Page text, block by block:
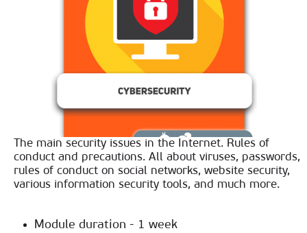
The main security issues in the Internet. Rules of
conduct and precautions. All about viruses, passwords,
rules of conduct on social networks, website security,
various information security tools, and much more.
Module duration - 1 week